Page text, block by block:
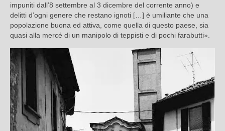
impuniti dall’8 settembre al 3 dicembre del corrente anno) e
delitti d’ogni genere che restano ignoti […] è umiliante che una
popolazione buona ed attiva, come quella di questo paese, sia
quasi alla mercé di un manipolo di teppisti e di pochi farabutti».